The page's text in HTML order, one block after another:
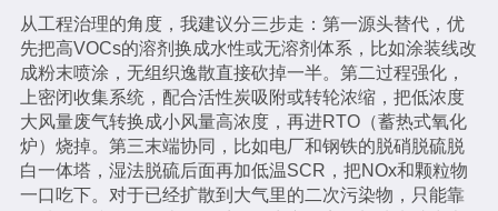
从工程治理的角度，我建议分三步走：第一源头替代，优
先把高VOCs的溶剂换成水性或无溶剂体系，比如涂装线改
成粉末喷涂，无组织逸散直接砍掉一半。第二过程强化，
上密闭收集系统，配合活性炭吸附或转轮浓缩，把低浓度
大风量废气转换成小风量高浓度，再进RTO（蓄热式氧化
炉）烧掉。第三末端协同，比如电厂和钢铁的脱硝脱硫脱
白一体塔，湿法脱硫后面再加低温SCR，把NOx和颗粒物
一口吃下。对于已经扩散到大气里的二次污染物，只能靠